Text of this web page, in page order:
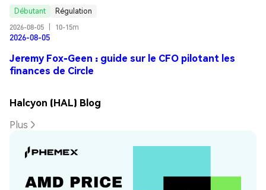
Débutant
Régulation
2026-08-05
10-15m
2026-08-05
Jeremy Fox-Geen : guide sur le CFO pilotant les
finances de Circle
Halcyon (HAL) Blog
Plus